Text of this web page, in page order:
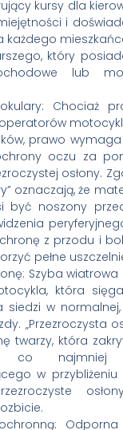
kursy dla
i
każdego
który
lub
Chociaż
prawo
oczu za
osłony.
oznaczają, że
być noszony
z przodu i
pełne
Szyba
która
siedzi w
„Przezroczysta
twarzy, która
co
w przybliżeniu